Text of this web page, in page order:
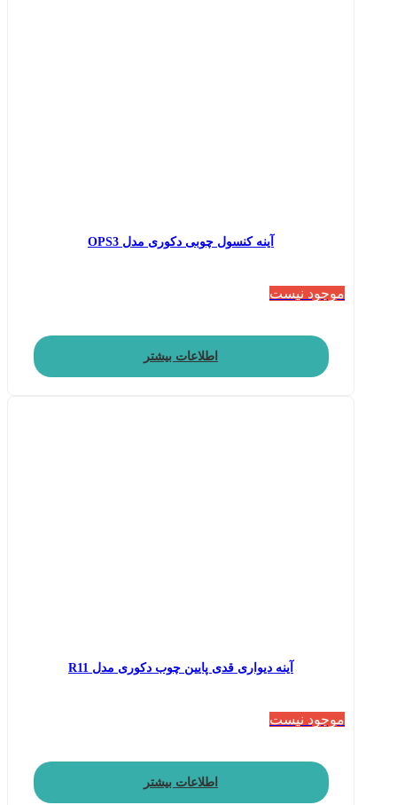
آینه کنسول چوبی دکوری مدل OPS3
موجود نیست
اطلاعات بیشتر
آینه دیواری قدی پایین چوب دکوری مدل R11
موجود نیست
اطلاعات بیشتر